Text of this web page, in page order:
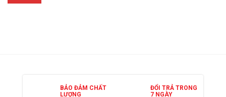
BẢO ĐẢM CHẤT
LƯỢNG
ĐỔI TRẢ TRONG
7 NGÀY